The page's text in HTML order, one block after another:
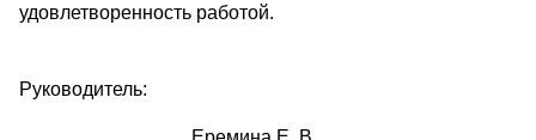
удовлетворенность работой.
Руководитель: